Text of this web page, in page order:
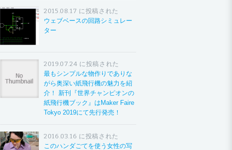
2015.08.17 に投稿された
ウェブベースの回路シミュレー
ター
2019.07.24 に投稿された
最もシンプルな物作りでありな
がら奥深い紙飛行機の魅力を紹
介！ 新刊『世界チャンピオンの
紙飛行機ブック』はMaker Faire
Tokyo 2019にて先行発売！
2016.03.16 に投稿された
このハンダごてを使う女性の写